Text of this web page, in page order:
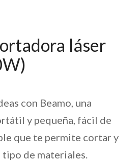
láser
con Beamo, una
y pequeña, fácil de
que te permite cortar y
de materiales.